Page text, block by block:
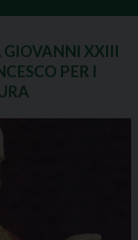
GIOVANNI XXIII
PER I